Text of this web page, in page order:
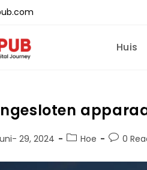
Huis
29, 2024 Hoe 0